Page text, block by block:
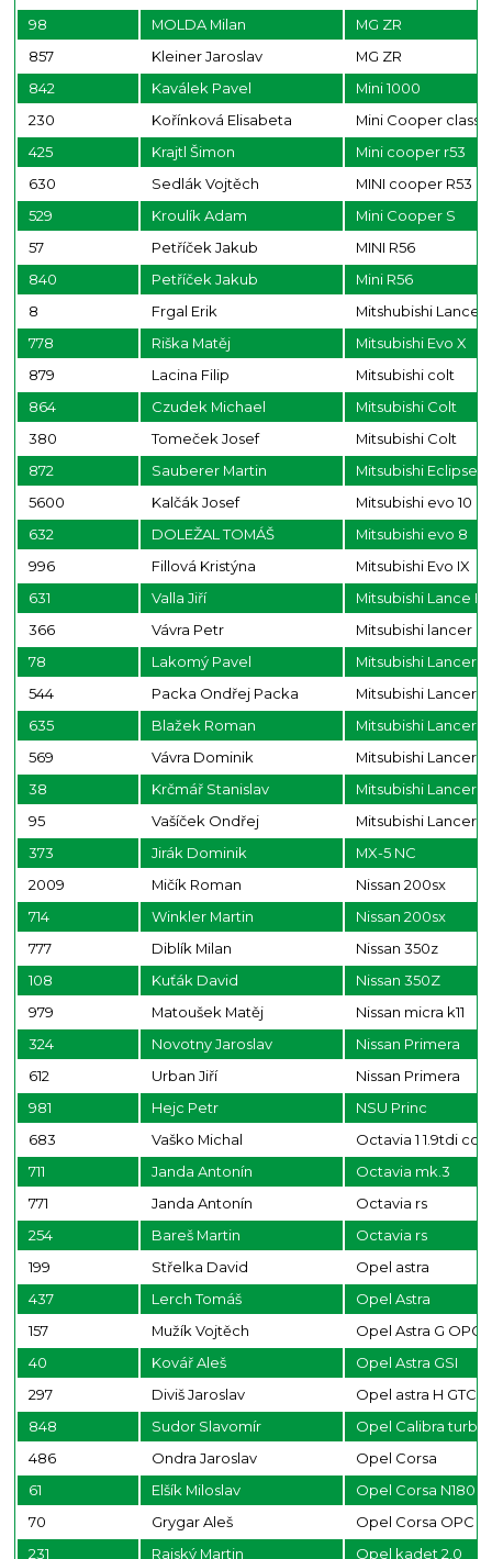
98
MOLDA Milan
MG ZR
857
Kleiner Jaroslav
MG ZR
842
Kaválek Pavel
Mini 1000
230
Kořínková Elisabeta
Mini Cooper classic
425
Krajtl Šimon
Mini cooper r53
630
Sedlák Vojtěch
MINI cooper R53
529
Kroulík Adam
Mini Cooper S
57
Petříček Jakub
MINI R56
840
Petříček Jakub
Mini R56
8
Frgal Erik
Mitshubishi Lancer
778
Riška Matěj
Mitsubishi Evo X
879
Lacina Filip
Mitsubishi colt
864
Czudek Michael
Mitsubishi Colt
380
Tomeček Josef
Mitsubishi Colt
872
Sauberer Martin
Mitsubishi Eclipse
5600
Kalčák Josef
Mitsubishi evo 10
632
DOLEŽAL TOMÁŠ
Mitsubishi evo 8
996
Fillová Kristýna
Mitsubishi Evo IX
631
Valla Jiří
Mitsubishi Lance
366
Vávra Petr
Mitsubishi lancer
78
Lakomý Pavel
Mitsubishi Lancer
544
Packa Ondřej Packa
Mitsubishi Lancer
635
Blažek Roman
Mitsubishi Lancer
569
Vávra Dominik
Mitsubishi Lancer
38
Krčmář Stanislav
Mitsubishi Lancer
95
Vašíček Ondřej
Mitsubishi Lancer
373
Jirák Dominik
MX-5 NC
2009
Mičík Roman
Nissan 200sx
714
Winkler Martin
Nissan 200sx
777
Diblík Milan
Nissan 350z
108
Kuťák David
Nissan 350Z
979
Matoušek Matěj
Nissan micra k11
324
Novotny Jaroslav
Nissan Primera
612
Urban Jiří
Nissan Primera
981
Hejc Petr
NSU Princ
683
Vaško Michal
Octavia 1 1.9tdi
711
Janda Antonín
Octavia mk.3
771
Janda Antonín
Octavia rs
254
Bareš Martin
Octavia rs
199
Střelka David
Opel astra
437
Lerch Tomáš
Opel Astra
157
Mužík Vojtěch
Opel Astra G OPC
40
Kovář Aleš
Opel Astra GSI
297
Diviš Jaroslav
Opel astra H GTC
848
Sudor Slavomír
Opel Calibra turbo
486
Ondra Jaroslav
Opel Corsa
61
Elšík Miloslav
Opel Corsa N1800
70
Grygar Aleš
Opel Corsa OPC
231
Rajský Martin Opel kadet 2,0